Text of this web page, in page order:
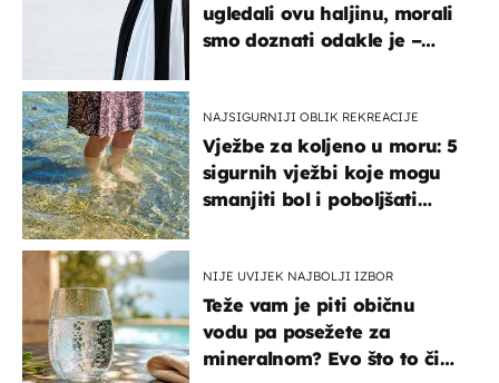
ugledali ovu haljinu, morali
smo doznati odakle je –
NAJSIGURNIJI OBLIK REKREACIJE
Vježbe za koljeno u moru: 5
sigurnih vježbi koje mogu
smanjiti bol i poboljšati
NIJE UVIJEK NAJBOLJI IZBOR
Teže vam je piti običnu
vodu pa posežete za
mineralnom? Evo što to čini